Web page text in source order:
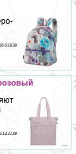
0:18:39
13:37:29